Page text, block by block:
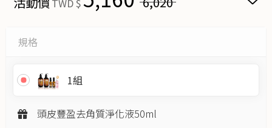
規格
1組
頭皮豐盈去角質淨化液50ml